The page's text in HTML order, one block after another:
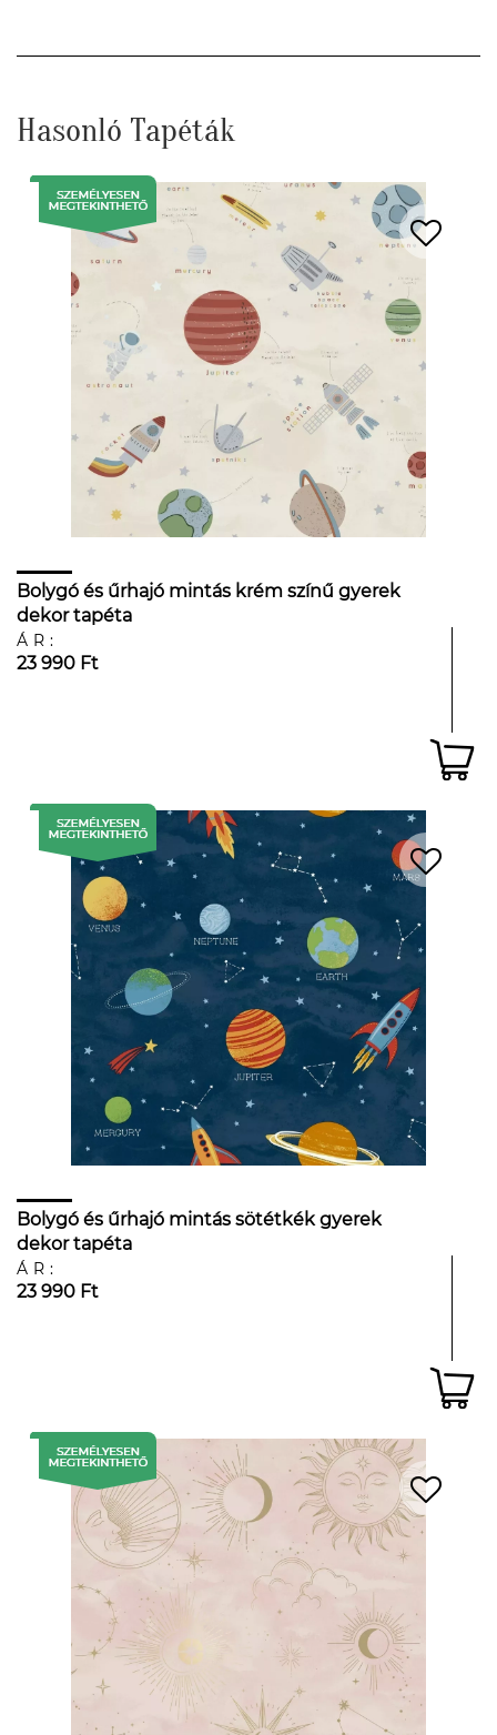
Hasonló Tapéták
Bolygó és űrhajó mintás krém színű gyerek
dekor tapéta
ÁR:
23 990 Ft
Bolygó és űrhajó mintás sötétkék gyerek
dekor tapéta
ÁR:
23 990 Ft